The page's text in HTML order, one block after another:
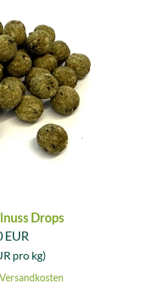
Drops
EUR
pro kg)
Versandkosten